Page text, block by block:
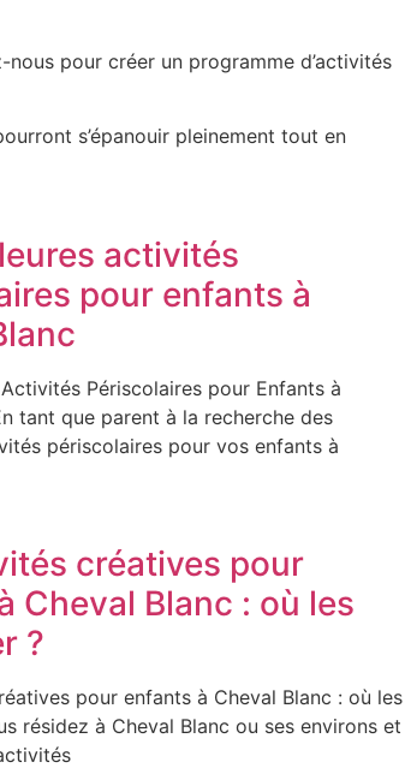
nous pour créer un programme d’activités
s’épanouir pleinement tout en
activités
pour enfants à
Périscolaires pour Enfants à
tant que parent à la recherche des
périscolaires pour vos enfants à
créatives pour
Cheval Blanc : où les
?
pour enfants à Cheval Blanc : où les
résidez à Cheval Blanc ou ses environs et